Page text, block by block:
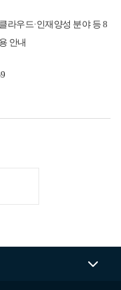
라우드·인재양성 분야 등 8
안내